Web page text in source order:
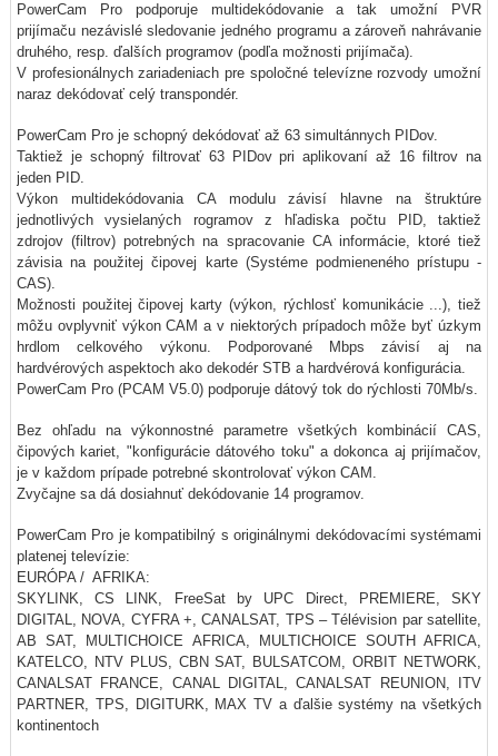
PowerCam Pro podporuje multidekódovanie a tak umožní PVR
prijímaču nezávislé sledovanie jedného programu a zároveň nahrávanie
druhého, resp. ďalších programov (podľa možnosti prijímača).
V profesionálnych zariadeniach pre spoločné televízne rozvody umožní
naraz dekódovať celý transpondér.
PowerCam Pro je schopný dekódovať až 63 simultánnych PIDov.
Taktiež je schopný filtrovať 63 PIDov pri aplikovaní až 16 filtrov na
jeden PID.
Výkon multidekódovania CA modulu závisí hlavne na štruktúre
jednotlivých vysielaných rogramov z hľadiska počtu PID, taktiež
zdrojov (filtrov) potrebných na spracovanie CA informácie, ktoré tiež
závisia na použitej čipovej karte (Systéme podmieneného prístupu -
CAS).
Možnosti použitej čipovej karty (výkon, rýchlosť komunikácie ...), tiež
môžu ovplyvniť výkon CAM a v niektorých prípadoch môže byť úzkym
hrdlom celkového výkonu. Podporované Mbps závisí aj na
hardvérových aspektoch ako dekodér STB a hardvérová konfigurácia.
PowerCam Pro (PCAM V5.0) podporuje dátový tok do rýchlosti 70Mb/s.
Bez ohľadu na výkonnostné parametre všetkých kombinácií CAS,
čipových kariet, "konfigurácie dátového toku" a dokonca aj prijímačov,
je v každom prípade potrebné skontrolovať výkon CAM.
Zvyčajne sa dá dosiahnuť dekódovanie 14 programov.
PowerCam Pro je kompatibilný s originálnymi dekódovacími systémami
platenej televízie:
EURÓPA / AFRIKA:
SKYLINK, CS LINK, FreeSat by UPC Direct, PREMIERE, SKY
DIGITAL, NOVA, CYFRA +, CANALSAT, TPS – Télévision par satellite,
AB SAT, MULTICHOICE AFRICA, MULTICHOICE SOUTH AFRICA,
KATELCO, NTV PLUS, CBN SAT, BULSATCOM, ORBIT NETWORK,
CANALSAT FRANCE, CANAL DIGITAL, CANALSAT REUNION, ITV
PARTNER, TPS, DIGITURK, MAX TV a ďalšie systémy na všetkých
kontinentoch